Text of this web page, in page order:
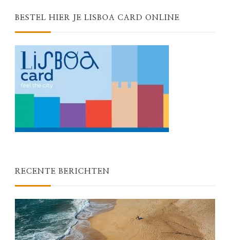
BESTEL HIER JE LISBOA CARD ONLINE
RECENTE BERICHTEN